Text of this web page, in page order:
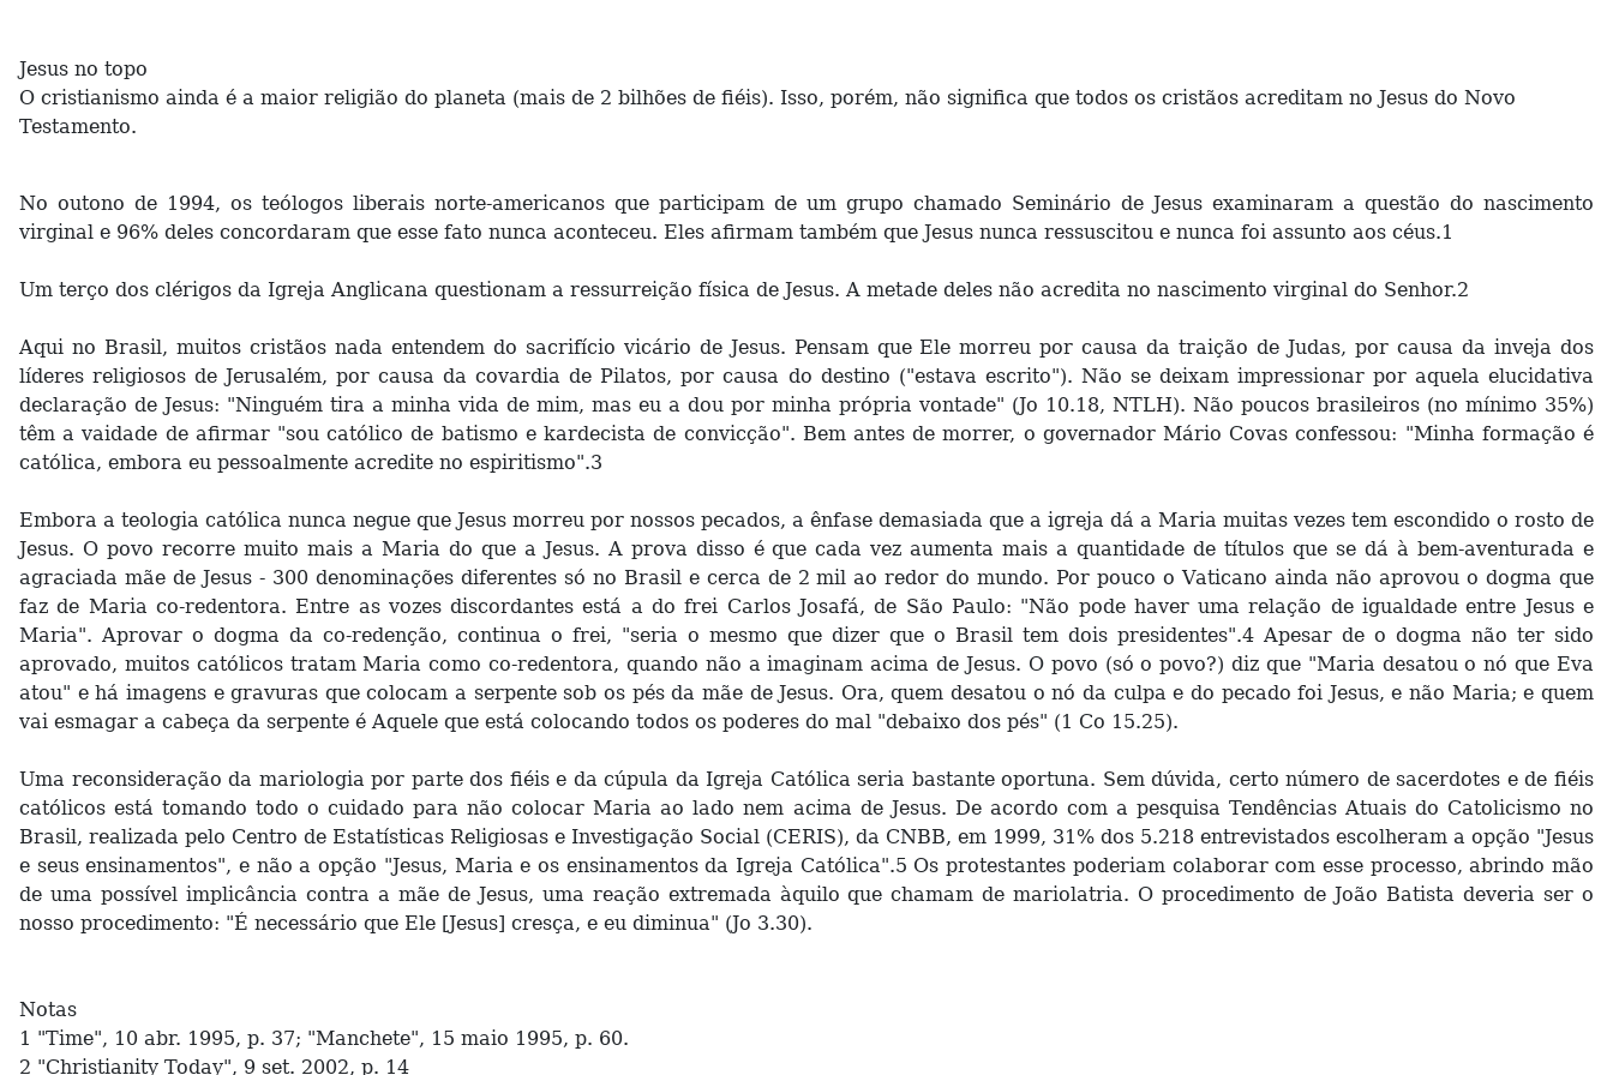
Jesus no topo
O cristianismo ainda é a maior religião do planeta (mais de 2 bilhões de fiéis). Isso, porém, não significa que todos os cristãos acreditam no Jesus do Novo
Testamento.
No outono de 1994, os teólogos liberais norte-americanos que participam de um grupo chamado Seminário de Jesus examinaram a questão do nascimento
virginal e 96% deles concordaram que esse fato nunca aconteceu. Eles afirmam também que Jesus nunca ressuscitou e nunca foi assunto aos céus.1
Um terço dos clérigos da Igreja Anglicana questionam a ressurreição física de Jesus. A metade deles não acredita no nascimento virginal do Senhor.2
Aqui no Brasil, muitos cristãos nada entendem do sacrifício vicário de Jesus. Pensam que Ele morreu por causa da traição de Judas, por causa da inveja dos
líderes religiosos de Jerusalém, por causa da covardia de Pilatos, por causa do destino ("estava escrito"). Não se deixam impressionar por aquela elucidativa
declaração de Jesus: "Ninguém tira a minha vida de mim, mas eu a dou por minha própria vontade" (Jo 10.18, NTLH). Não poucos brasileiros (no mínimo 35%)
têm a vaidade de afirmar "sou católico de batismo e kardecista de convicção". Bem antes de morrer, o governador Mário Covas confessou: "Minha formação é
católica, embora eu pessoalmente acredite no espiritismo".3
Embora a teologia católica nunca negue que Jesus morreu por nossos pecados, a ênfase demasiada que a igreja dá a Maria muitas vezes tem escondido o rosto de
Jesus. O povo recorre muito mais a Maria do que a Jesus. A prova disso é que cada vez aumenta mais a quantidade de títulos que se dá à bem-aventurada e
agraciada mãe de Jesus - 300 denominações diferentes só no Brasil e cerca de 2 mil ao redor do mundo. Por pouco o Vaticano ainda não aprovou o dogma que
faz de Maria co-redentora. Entre as vozes discordantes está a do frei Carlos Josafá, de São Paulo: "Não pode haver uma relação de igualdade entre Jesus e
Maria". Aprovar o dogma da co-redenção, continua o frei, "seria o mesmo que dizer que o Brasil tem dois presidentes".4 Apesar de o dogma não ter sido
aprovado, muitos católicos tratam Maria como co-redentora, quando não a imaginam acima de Jesus. O povo (só o povo?) diz que "Maria desatou o nó que Eva
atou" e há imagens e gravuras que colocam a serpente sob os pés da mãe de Jesus. Ora, quem desatou o nó da culpa e do pecado foi Jesus, e não Maria; e quem
vai esmagar a cabeça da serpente é Aquele que está colocando todos os poderes do mal "debaixo dos pés" (1 Co 15.25).
Uma reconsideração da mariologia por parte dos fiéis e da cúpula da Igreja Católica seria bastante oportuna. Sem dúvida, certo número de sacerdotes e de fiéis
católicos está tomando todo o cuidado para não colocar Maria ao lado nem acima de Jesus. De acordo com a pesquisa Tendências Atuais do Catolicismo no
Brasil, realizada pelo Centro de Estatísticas Religiosas e Investigação Social (CERIS), da CNBB, em 1999, 31% dos 5.218 entrevistados escolheram a opção "Jesus
e seus ensinamentos", e não a opção "Jesus, Maria e os ensinamentos da Igreja Católica".5 Os protestantes poderiam colaborar com esse processo, abrindo mão
de uma possível implicância contra a mãe de Jesus, uma reação extremada àquilo que chamam de mariolatria. O procedimento de João Batista deveria ser o
nosso procedimento: "É necessário que Ele [Jesus] cresça, e eu diminua" (Jo 3.30).
Notas
1 "Time", 10 abr. 1995, p. 37; "Manchete", 15 maio 1995, p. 60.
2 "Christianity Today", 9 set. 2002, p. 14